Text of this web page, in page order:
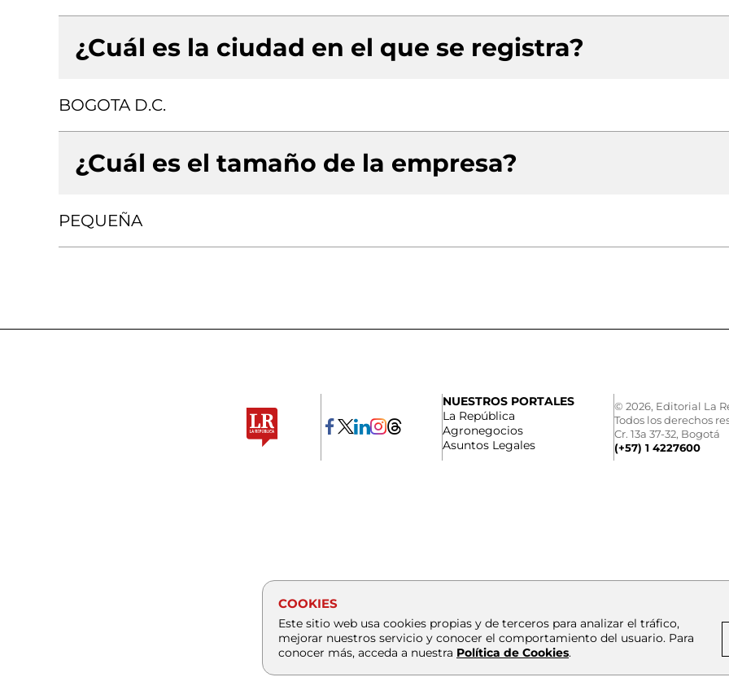
¿Cuál es la ciudad en el que se registra?
BOGOTA D.C.
¿Cuál es el tamaño de la empresa?
PEQUEÑA
NUESTROS PORTALES
La República
Agronegocios
Asuntos Legales
© 2026, Editorial La
Todos los derechos
Cr. 13a 37-32, Bogotá
(+57) 1 4227600
COOKIES
Este sitio web usa cookies propias y de terceros para analizar el tráfico,
mejorar nuestros servicio y conocer el comportamiento del usuario. Para
conocer más, acceda a nuestra Política de Cookies.